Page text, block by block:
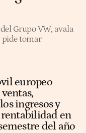
Grupo VW, avala
pide tomar
europeo
ingresos y
en
del año